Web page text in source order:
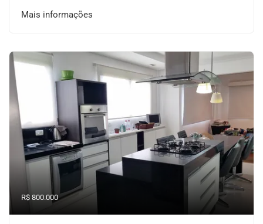
Mais informações
R$ 800.000